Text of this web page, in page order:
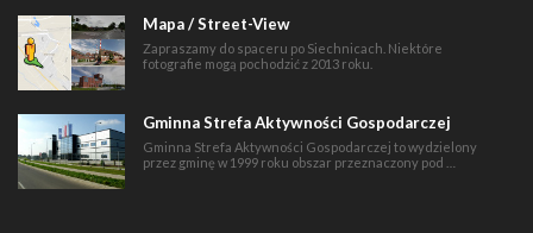
Mapa / Street-View
Zapraszamy do spaceru po Siechnicach. Niektóre
fotografie mogą pochodzić z 2013 roku.
Gminna Strefa Aktywności Gospodarczej
Gminna Strefa Aktywności Gospodarczej to wydzielony
przez gminę w 1999 roku obszar przeznaczony pod …